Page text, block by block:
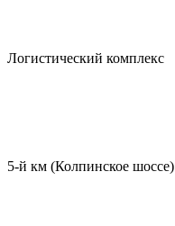
Логистический комплекс
5-й км (Колпинское шоссе)